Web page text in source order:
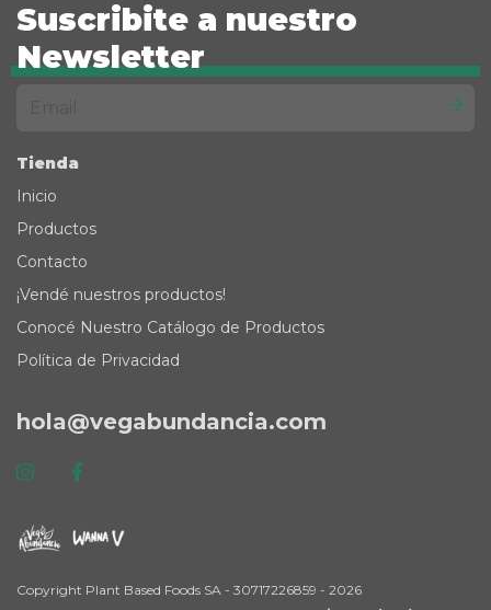
Suscribite a nuestro
Newsletter
Tienda
Inicio
Productos
Contacto
¡Vendé nuestros productos!
Conocé Nuestro Catálogo de Productos
Política de Privacidad
hola@vegabundancia.com
Copyright Plant Based Foods SA - 30717226859 - 2026